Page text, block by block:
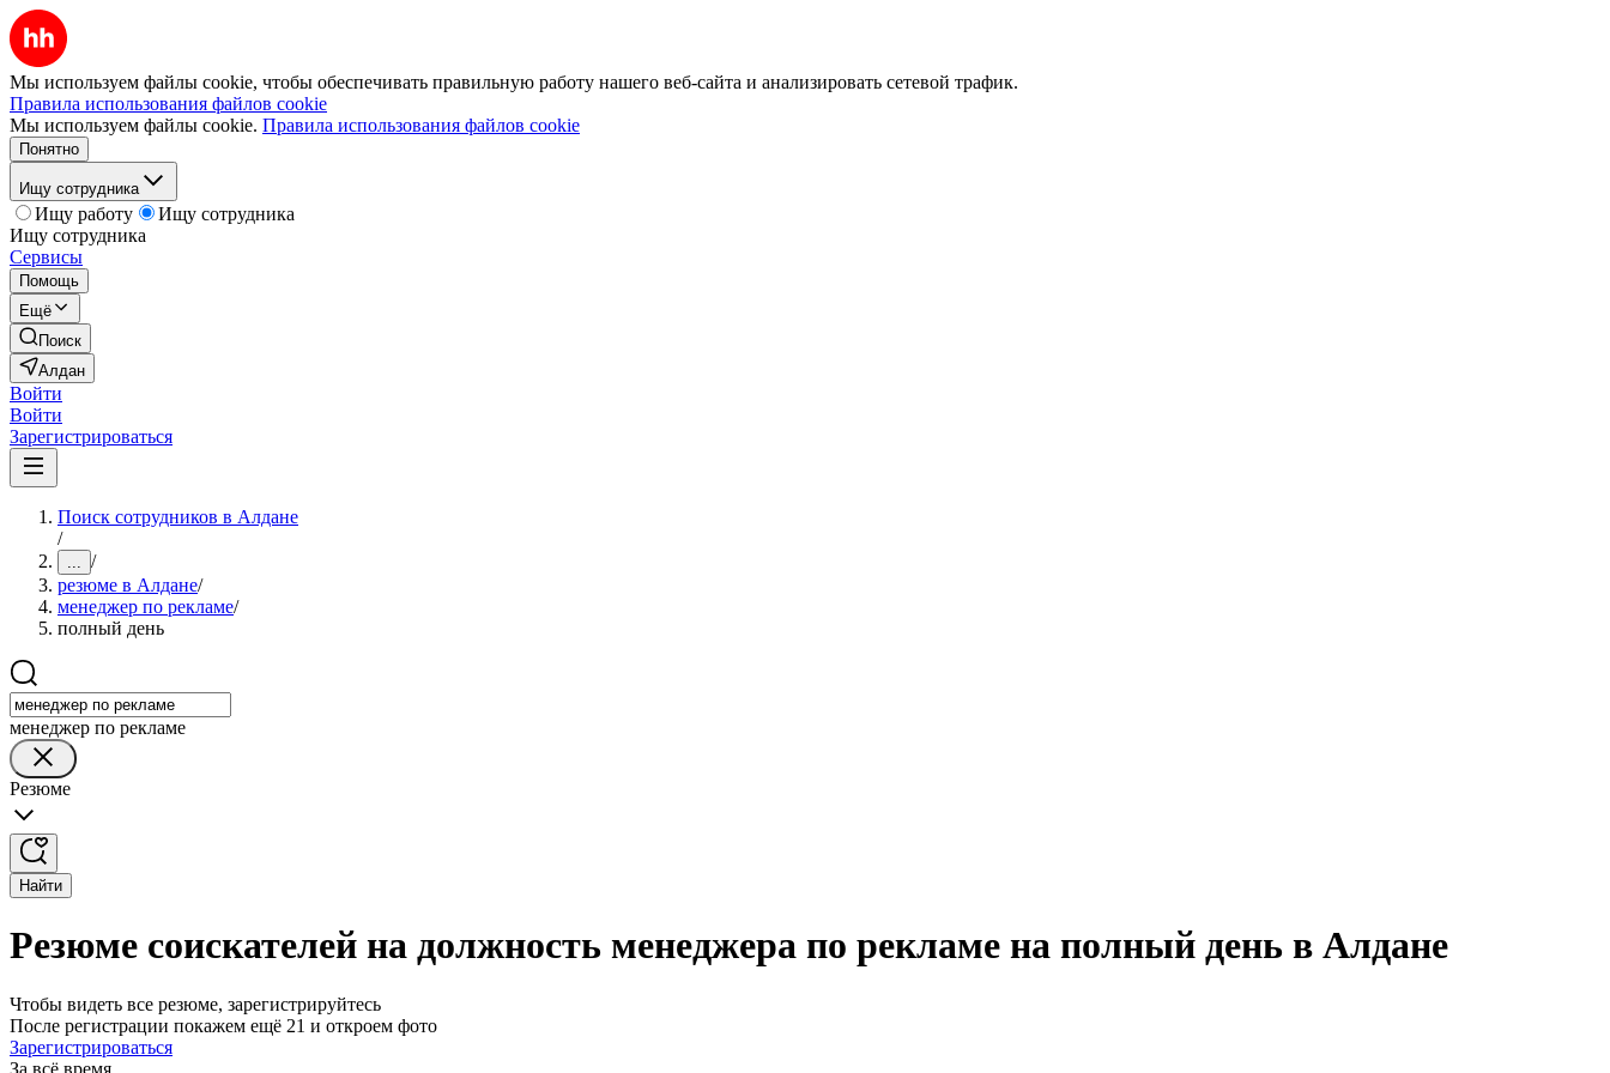
Мы используем файлы cookie, чтобы обеспечивать правильную работу нашего веб-сайта и анализировать сетевой трафик.
Правила использования файлов cookie
Мы используем файлы cookie. Правила использования файлов cookie
Понятно
Ищу сотрудника
Ищу работу
Ищу сотрудника
Ищу сотрудника
Сервисы
Помощь
Ещё
Поиск
Алдан
Войти
Войти
Зарегистрироваться
Поиск сотрудников в Алдане
/
... /
резюме в Алдане/
менеджер по рекламе/
полный день
менеджер по рекламе
Резюме
Найти
Резюме соискателей на должность менеджера по рекламе на полный день в Алдане
Чтобы видеть все резюме, зарегистрируйтесь
После регистрации покажем ещё 21 и откроем фото
Зарегистрироваться
За всё время